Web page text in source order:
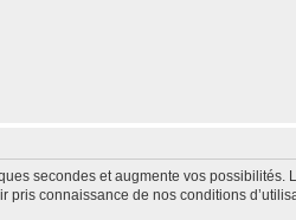
secondes et augmente vos
connaissance de nos conditions